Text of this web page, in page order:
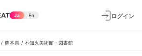
Ja En ログイン
/ 熊本県 / 不知火美術館・図書館